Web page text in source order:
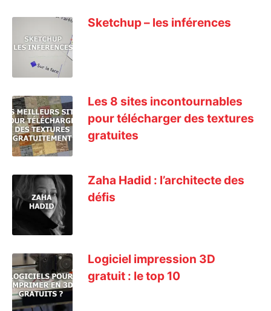
Sketchup – les inférences
Les 8 sites incontournables
pour télécharger des textures
gratuites
Zaha Hadid : l’architecte des
défis
Logiciel impression 3D
gratuit : le top 10